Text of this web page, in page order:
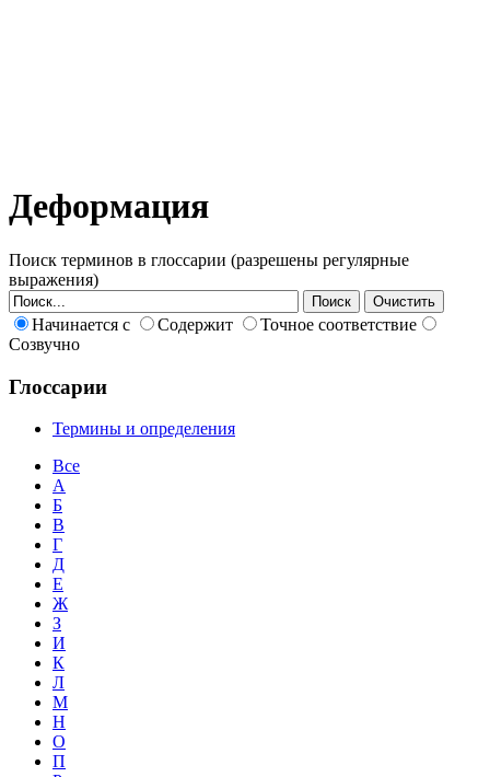
Деформация
Поиск терминов в глоссарии (разрешены регулярные
выражения)
Начинается с Содержит
Точное соответствие
Созвучно
Глоссарии
Термины и определения
Все
А
Б
В
Г
Д
Е
Ж
З
И
К
Л
М
Н
О
П